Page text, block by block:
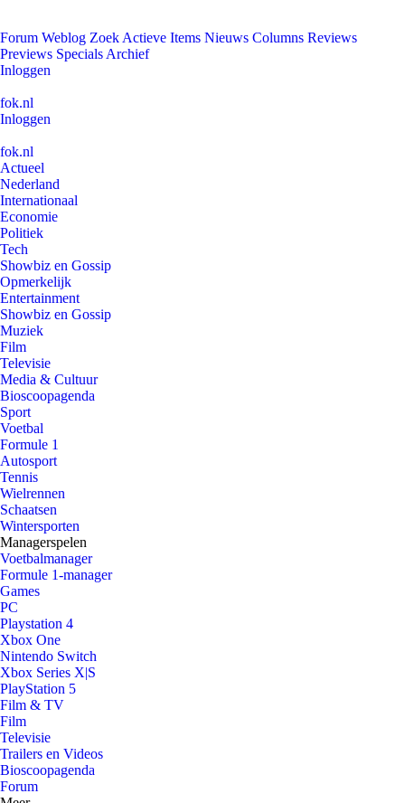
Forum Weblog Zoek Actieve Items Nieuws Columns Reviews
Previews Specials Archief
Inloggen
fok.nl
Inloggen
fok.nl
Actueel
Nederland
Internationaal
Economie
Politiek
Tech
Showbiz en Gossip
Opmerkelijk
Entertainment
Showbiz en Gossip
Muziek
Film
Televisie
Media & Cultuur
Bioscoopagenda
Sport
Voetbal
Formule 1
Autosport
Tennis
Wielrennen
Schaatsen
Wintersporten
Managerspelen
Voetbalmanager
Formule 1-manager
Games
PC
Playstation 4
Xbox One
Nintendo Switch
Xbox Series X|S
PlayStation 5
Film & TV
Film
Televisie
Trailers en Videos
Bioscoopagenda
Forum